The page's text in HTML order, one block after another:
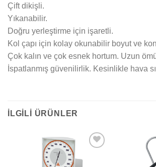
Çift dikişli.
Yıkanabilir.
Doğru yerleştirme için işaretli.
Kol çapı için kolay okunabilir boyut ve
Çok kalın ve çok esnek hortum. Uzun
İspatlanmış güvenilirlik. Kesinlikle hava
İLGILI ÜRÜNLER